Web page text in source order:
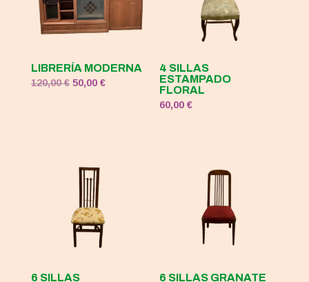
LIBRERÍA MODERNA
120,00€ El
50,00 €El
4 SILLAS
ESTAMPADO
FLORAL
60,00€
6 SILLAS
6 SILLAS GRANATE